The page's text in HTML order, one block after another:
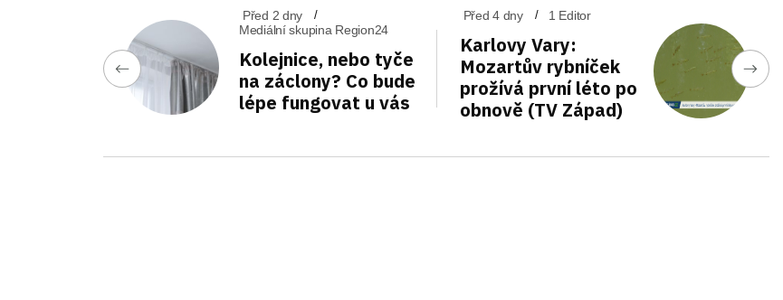
Před 2 dny
Mediální skupina Region24
Kolejnice, nebo tyče
na záclony? Co bude
lépe fungovat u vás
Před 4 dny 1 Editor
Karlovy Vary:
Mozartův rybníček
prožívá první léto po
obnově (TV Západ)